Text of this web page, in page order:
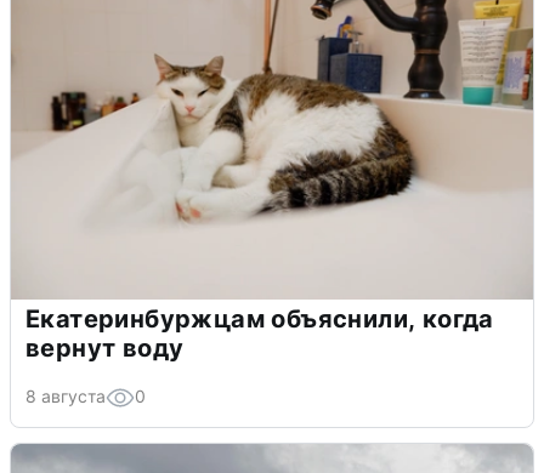
Екатеринбуржцам объяснили, когда
вернут воду
8 августа 0